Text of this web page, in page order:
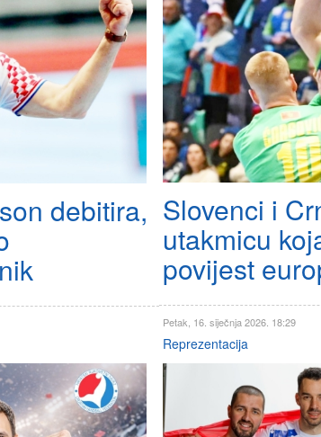
debitira, Slovenci i
utakmicu
povijest
Petak, 16. siječnja 2026. 18:29
Reprezentacija